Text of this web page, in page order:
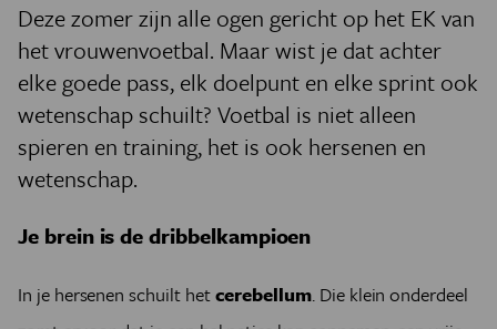
Deze zomer zijn alle ogen gericht op het EK van
het vrouwenvoetbal. Maar wist je dat achter
elke goede pass, elk doelpunt en elke sprint ook
wetenschap schuilt? Voetbal is niet alleen
spieren en training, het is ook hersenen en
wetenschap.
Je brein is de dribbelkampioen
In je hersenen schuilt hetcerebellum. Die klein onderdeel